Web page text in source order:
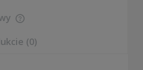
kosztów płatności
(0)